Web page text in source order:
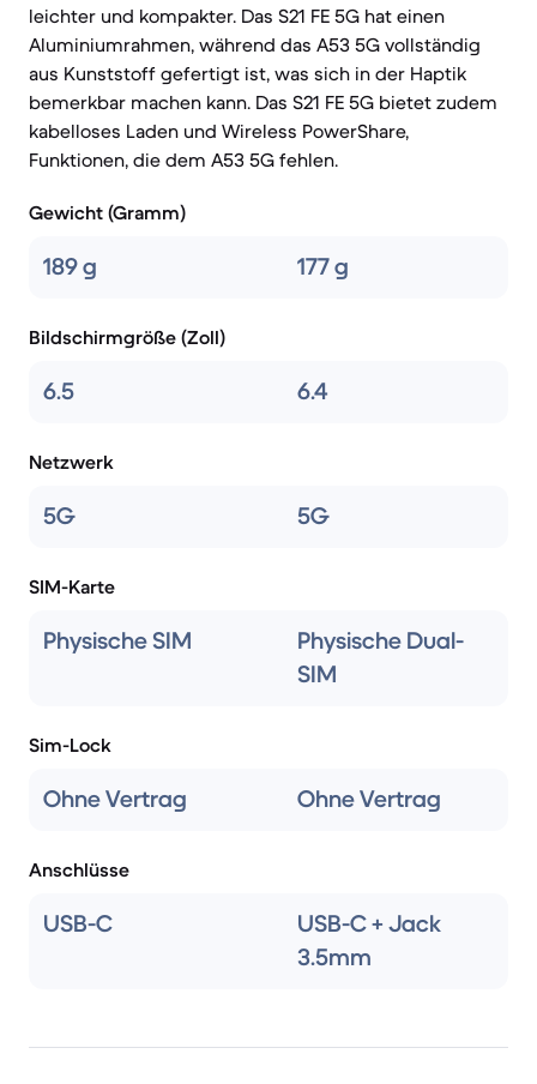
leichter und kompakter. Das S21 FE 5G hat einen
Aluminiumrahmen, während das A53 5G vollständig
aus Kunststoff gefertigt ist, was sich in der Haptik
bemerkbar machen kann. Das S21 FE 5G bietet zudem
kabelloses Laden und Wireless PowerShare,
Funktionen, die dem A53 5G fehlen.
Gewicht (Gramm)
189 g 177 g
Bildschirmgröße (Zoll)
6.5 6.4
Netzwerk
5G 5G
SIM-Karte
Physische SIM
Physische Dual-
SIM
Sim-Lock
Ohne Vertrag Ohne Vertrag
Anschlüsse
USB-C
USB-C + Jack
3.5mm